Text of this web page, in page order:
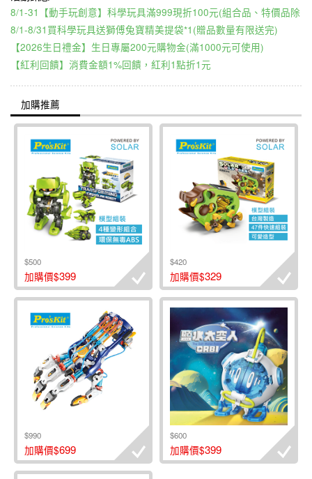
8/1-31【動手玩創意】科學玩具滿999現折100元(組合品、特價品除
8/1-8/31買科學玩具送獅傅兔寶精美提袋*1(贈品數量有限送完)
【2026生日禮金】生日專屬200元購物金(滿1000元可使用)
【紅利回饋】消費金額1%回饋，紅利1點折1元
加購推薦
$500
加購價$399
$420
加購價$329
$990
加購價$699
$600
加購價$399